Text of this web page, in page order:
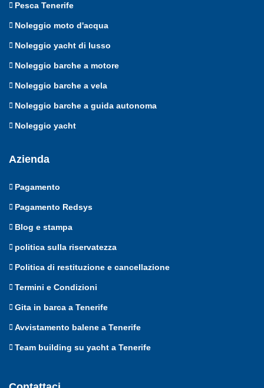
Pesca Tenerife
Noleggio moto d'acqua
Noleggio yacht di lusso
Noleggio barche a motore
Noleggio barche a vela
Noleggio barche a guida autonoma
Noleggio yacht
Azienda
Pagamento
Pagamento Redsys
Blog e stampa
politica sulla riservatezza
Politica di restituzione e cancellazione
Termini e Condizioni
Gita in barca a Tenerife
Avvistamento balene a Tenerife
Team building su yacht a Tenerife